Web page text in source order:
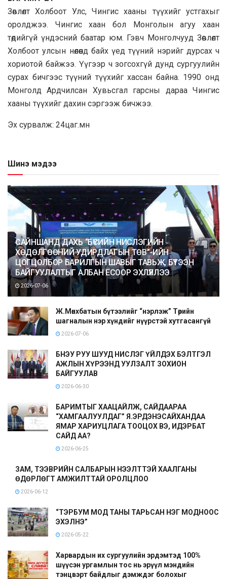
Зөвлөлт Холбоот Улс, Чингис хааны түүхийг устгахыг
оролджээ. Чингис хаан бол Монголын агуу хаан
төдийгүй үндэсний баатар юм. Гэвч Монголчууд Зөвлөлт
Холбоот улсын нөлөөнд байх үед түүний нэрийг дурсах ч
хориотой байжээ. Үүгээр ч зогсохгүй дунд сургуулийн
сурах бичгээс түүний түүхийг хассан байна. 1990 онд
Монголд Ардчилсан Хувьсгал гарсны дараа Чингис
хааны түүхийг дахин сэргээж бичжээ.
Эх сурвалж: 24цаг.мн
Шинэ мэдээ
САЙНШАНД ДАХЬ “БҮСИЙН НИСЛЭГИЙН
ХӨДӨЛГӨӨНИЙ УДИРДЛАГЫН ТӨВ”-ИЙН
ЦОГЦОЛБОР БАРИЛГЫН ШАВЫГ ТАВЬЖ, БҮТЭЭН
БАЙГУУЛАЛТЫГ АЛБАН ЁСООР ЭХЛҮҮЛЛЭЭ
2026-07-06
Ж.Мөнхбатын бүтээлийг “нэрлэж” Төрийн
шагналын нэр хүндийг нүүрстэй хутгасангүй
2026-07-06
БНЭУ РУУ ШУУД НИСЛЭГ ҮЙЛДЭХ БЭЛТГЭЛ
АЖЛЫН ХҮРЭЭНД УУЛЗАЛТ ЗОХИОН
БАЙГУУЛАВ
2026-06-30
БАРИМТЫГ ХААЦАЙЛЖ, САЙДААРАА
“ХАМГААЛУУЛДАГ” Я.ЭРДЭНЭСАЙХАНДАА
ЯМАР ХАРИУЦЛАГА ТООЦОХ ВЭ, ИДЭРБАТ
САЙД АА?
2026-06-25
ЗАМ, ТЭЭВРИЙН САЛБАРЫН НЭЭЛТТЭЙ ХААЛГАНЫ
ӨДӨРЛӨГТ АМЖИЛТТАЙ ОРОЛЦЛОО
2026-06-12
“ТЭРБУМ МОД ТАНЫ ТАРЬСАН НЭГ МОДНООС
ЭХЭЛНЭ”
2026-05-22
Харвардын их сургуулийн эрдэмтэд 100%
шүүсэн ургамлын тос нь эрүүл мэндийн
тэнцвэрт байдлыг дэмждэг болохыг